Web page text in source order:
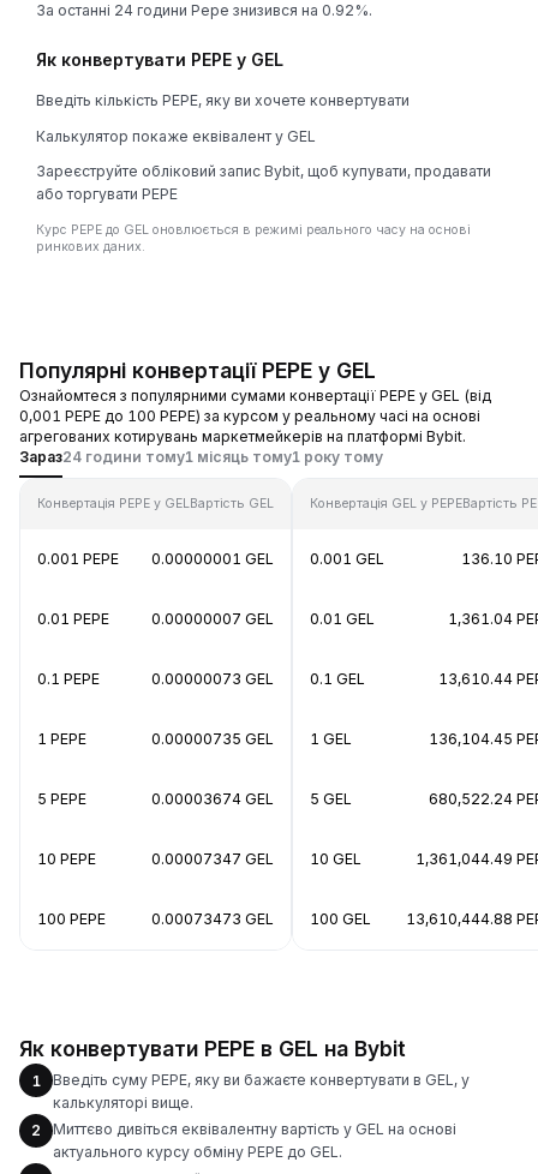
За останні 24 години Pepe знизився на 0.92%.
Як конвертувати PEPE у GEL
Введіть кількість PEPE, яку ви хочете конвертувати
Калькулятор покаже еквівалент у GEL
Зареєструйте обліковий запис Bybit, щоб купувати, продавати
або торгувати PEPE
Курс PEPE до GEL оновлюється в режимі реального часу на основі
ринкових даних.
Популярні конвертації PEPE у GEL
Ознайомтеся з популярними сумами конвертації PEPE у GEL (від
0,001 PEPE до 100 PEPE) за курсом у реальному часі на основі
агрегованих котирувань маркетмейкерів на платформі Bybit.
Зараз24 години тому1 місяць тому1 року тому
Конвертація PEPE у GELВартість GEL
0.001 PEPE 0.00000001 GEL
0.01 PEPE 0.00000007 GEL
0.1 PEPE 0.00000073 GEL
1 PEPE 0.00000735 GEL
5 PEPE 0.00003674 GEL
10 PEPE 0.00007347 GEL
100 PEPE 0.00073473 GEL
Конвертація GEL у PEPEВартість
0.001 GEL 136.10
0.01 GEL 1,361.04
0.1 GEL 13,610.44
1 GEL 136,104.45
5 GEL 680,522.24
10 GEL 1,361,044.49
100 GEL 13,610,444.88
Як конвертувати PEPE в GEL на Bybit
1
Введіть суму PEPE, яку ви бажаєте конвертувати в GEL, у
калькуляторі вище.
2
Миттєво дивіться еквівалентну вартість у GEL на основі
актуального курсу обміну PEPE до GEL.